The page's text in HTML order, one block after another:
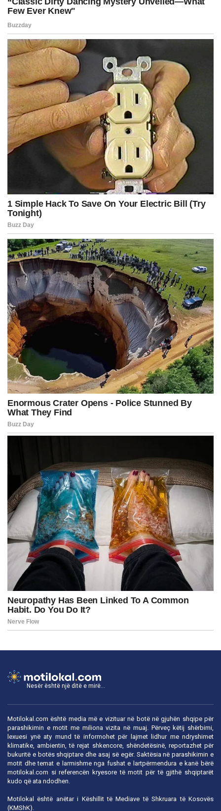
Nesër është një ditë e mirë...
Motilokal.com është media më e vizituar në botë në gjuhën shqipe për
parashikimin e motit me miliona vizita në muaj. Përveç këtij shërbimi,
lexuesi ynë aty mund të informohet për lajmet lidhur me ndryshimet
klimatike, ambientin, të rejat shkencore, shëndetësinë, reportazhet për
bukuritë e botës shqiptare dhe asaj së egër. Saktësia në parashikimin e
motit dhe temat e larmishme nga fushat e lartpërmendura e kanë bërë
motilokal.com si referencën kryesore të motit për të gjithë shqiptarët
kudo që ata ndodhen.
Motilokal është anëtar i Këshillit të Mediave të Shkruara të Kosovës
(KMShK).